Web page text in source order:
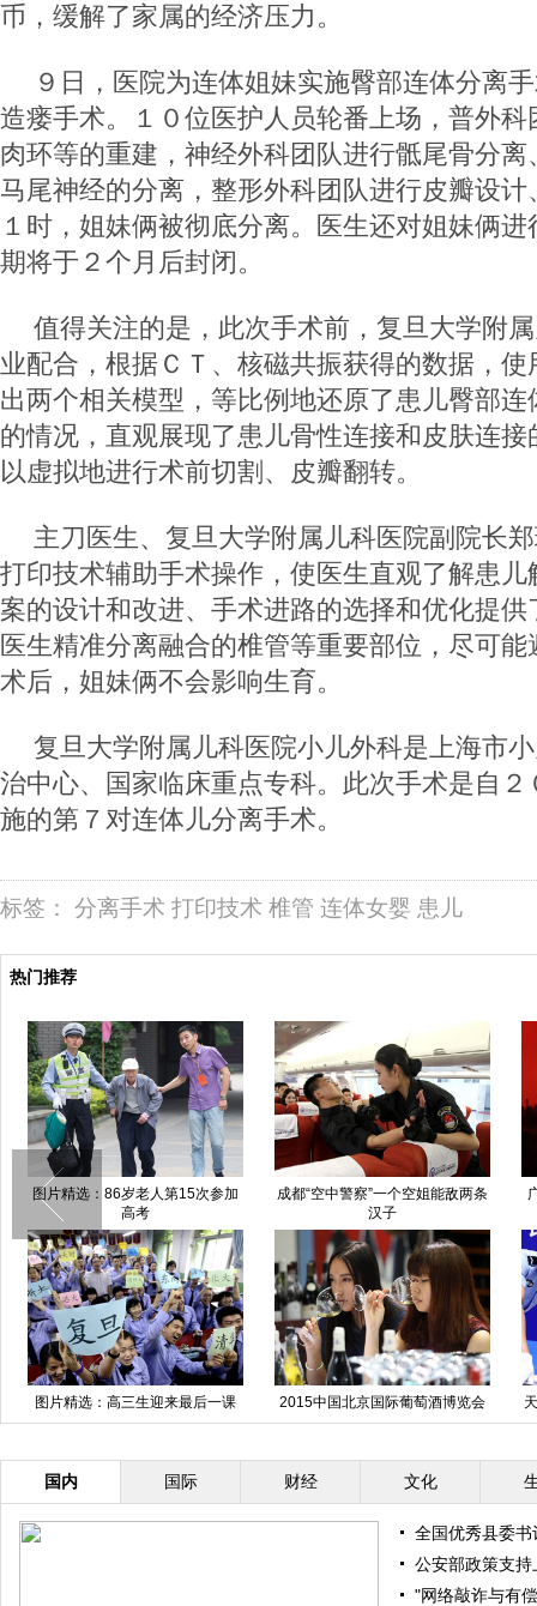
币，缓解了家属的经济压力。
９日，医院为连体姐妹实施臀部连体分离
造瘘手术。１０位医护人员轮番上场，普外
肉环等的重建，神经外科团队进行骶尾骨分
马尾神经的分离，整形外科团队进行皮瓣设
１时，姐妹俩被彻底分离。医生还对姐妹俩
期将于２个月后封闭。
值得关注的是，此次手术前，复旦大学附
业配合，根据ＣＴ、核磁共振获得的数据，
出两个相关模型，等比例地还原了患儿臀部
的情况，直观展现了患儿骨性连接和皮肤连
以虚拟地进行术前切割、皮瓣翻转。
主刀医生、复旦大学附属儿科医院副院长
打印技术辅助手术操作，使医生直观了解患
案的设计和改进、手术进路的选择和优化提
医生精准分离融合的椎管等重要部位，尽可
术后，姐妹俩不会影响生育。
复旦大学附属儿科医院小儿外科是上海市
治中心、国家临床重点专科。此次手术是自
施的第７对连体儿分离手术。
标签： 分离手术 打印技术 椎管 连体女婴 患儿
热门推荐
图片精选：86岁老人第15次参加
高考
成都“空中警察”一个空姐能敌两条
汉子
图片精选：高三生迎来最后一课
2015中国北京国际葡萄酒博览会
开幕
国内 国际 财经 文化
全国优秀县委
公安部政策支
"网络敲诈与有